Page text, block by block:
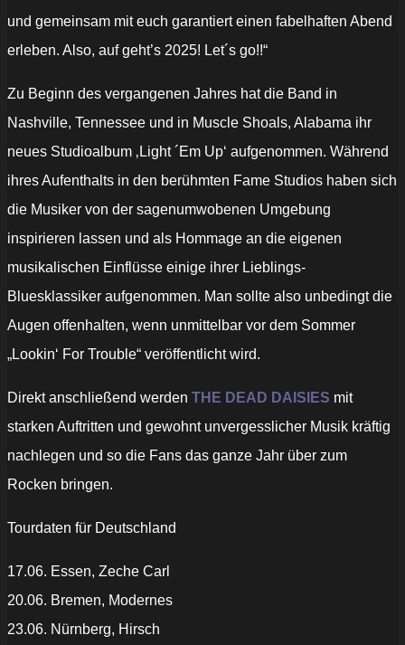
und gemeinsam mit euch garantiert einen fabelhaften Abend
erleben. Also, auf geht’s 2025! Let´s go!!“
Zu Beginn des vergangenen Jahres hat die Band in
Nashville, Tennessee und in Muscle Shoals, Alabama ihr
neues Studioalbum ‚Light ´Em Up‘ aufgenommen. Während
ihres Aufenthalts in den berühmten Fame Studios haben sich
die Musiker von der sagenumwobenen Umgebung
inspirieren lassen und als Hommage an die eigenen
musikalischen Einflüsse einige ihrer Lieblings-
Bluesklassiker aufgenommen. Man sollte also unbedingt die
Augen offenhalten, wenn unmittelbar vor dem Sommer
„Lookin‘ For Trouble“ veröffentlicht wird.
Direkt anschließend werden THE DEAD DAISIES mit
starken Auftritten und gewohnt unvergesslicher Musik kräftig
nachlegen und so die Fans das ganze Jahr über zum
Rocken bringen.
Tourdaten für Deutschland
17.06. Essen, Zeche Carl
20.06. Bremen, Modernes
23.06. Nürnberg, Hirsch